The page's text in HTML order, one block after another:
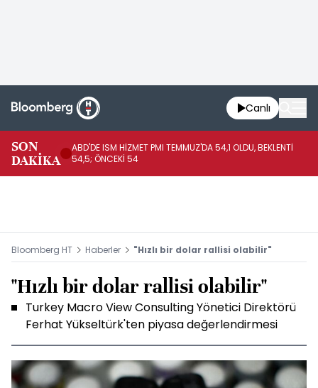
Canlı
SON
DAKİKA
ABD'DE ISM HİZMET PMI TEMMUZ'DA 54,1 OLDU, BEKLENTİ
54,5; ÖNCEKİ 54
Bloomberg HT Haberler "Hızlı bir dolar rallisi olabilir"
"Hızlı bir dolar rallisi olabilir"
Turkey Macro View Consulting Yönetici Direktörü
Ferhat Yükseltürk'ten piyasa değerlendirmesi